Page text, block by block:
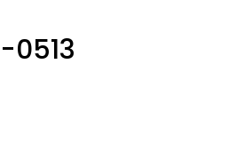
0513